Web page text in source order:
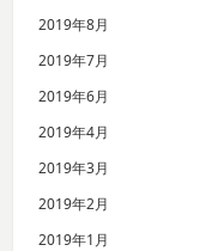
2019年8月
2019年7月
2019年6月
2019年4月
2019年3月
2019年2月
2019年1月